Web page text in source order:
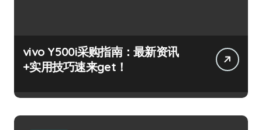
vivo Y500i采购指南：最新资讯
+实用技巧速来get！